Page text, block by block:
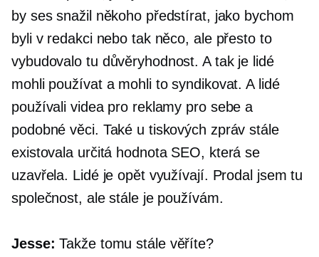
by ses snažil někoho předstírat, jako bychom
byli v redakci nebo tak něco, ale přesto to
vybudovalo tu důvěryhodnost. A tak je lidé
mohli používat a mohli to syndikovat. A lidé
používali videa pro reklamy pro sebe a
podobné věci. Také u tiskových zpráv stále
existovala určitá hodnota SEO, která se
uzavřela. Lidé je opět využívají. Prodal jsem tu
společnost, ale stále je používám.
Jesse: Takže tomu stále věříte?